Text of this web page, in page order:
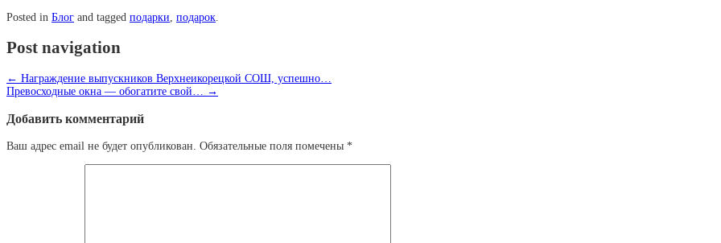
Posted in Блог and tagged подарки подарок
Post navigation
← Награждение выпускников Верхнеикорецкой СОШ, успешно…
Превосходные окна — обогатите свой…
→
Добавить комментарий
Ваш адрес email не будет опубликован. Обязательные поля помечены *